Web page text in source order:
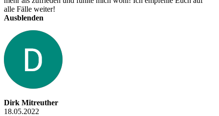
alle Fälle weiter!
Ausblenden
Dirk Mitreuther
18.05.2022